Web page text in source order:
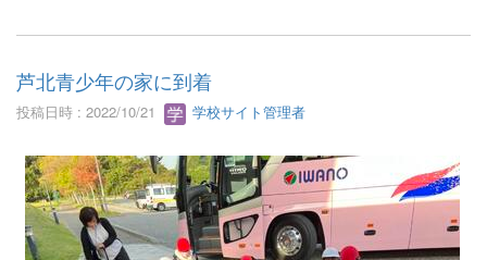
芦北青少年の家に到着
投稿日時 : 2022/10/21 学校サイト管理者